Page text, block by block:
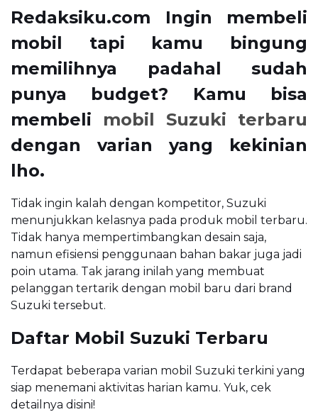
Redaksiku.com Ingin membeli
mobil tapi kamu bingung
memilihnya padahal sudah
punya budget? Kamu bisa
membeli mobil Suzuki terbaru
dengan varian yang kekinian
lho.
Tidak ingin kalah dengan kompetitor, Suzuki
menunjukkan kelasnya pada produk mobil terbaru.
Tidak hanya mempertimbangkan desain saja,
namun efisiensi penggunaan bahan bakar juga jadi
poin utama. Tak jarang inilah yang membuat
pelanggan tertarik dengan mobil baru dari brand
Suzuki tersebut.
Daftar Mobil Suzuki Terbaru
Terdapat beberapa varian mobil Suzuki terkini yang
siap menemani aktivitas harian kamu. Yuk, cek
detailnya disini!